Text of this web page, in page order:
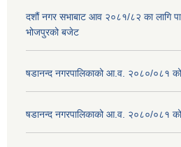
दशौं नगर सभाबाट आव २०८१/८२ का लागि
भोजपुरको बजेट
षडानन्द नगरपालिकाको आ.व. २०८०/०८१
षडानन्द नगरपालिकाको आ.व. २०८०/०८१ को